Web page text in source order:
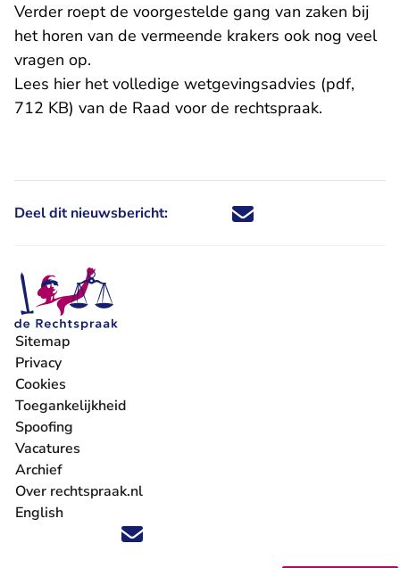
Verder roept de voorgestelde gang van zaken bij
het horen van de vermeende krakers ook nog veel
vragen op.
Lees hier hetvolledige wetgevingsadvies (pdf,
712 KB) van de Raad voor de rechtspraak.
Deel dit nieuwsbericht: Deel dit nieuwsbericht via X -
Deel dit nieuwsbericht via
Deel dit nieuwsbericht
Deel dit
Volg ons op X (Twitter) - U verlaat Rechtspraak.nl
Volg ons op Facebook - U verlaat Rechtspraak.nl
Volg ons op Instagram - U verlaat Rechtspraak.nl
Volg ons op Youtube - U verlaat Rechtspraak.nl
Volg ons op LinkedIn - U verlaat
'Blijf op de hoogte' nieuwsbrief - U verlaat
Sitemap
Privacy
Cookies
Toegankelijkheid
Spoofing
Vacatures
- U verlaat Rechtspraak.nl
Archief
Over rechtspraak.nl
English